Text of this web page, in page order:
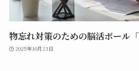
物忘れ対策のための脳活ボール
2025年10月23日